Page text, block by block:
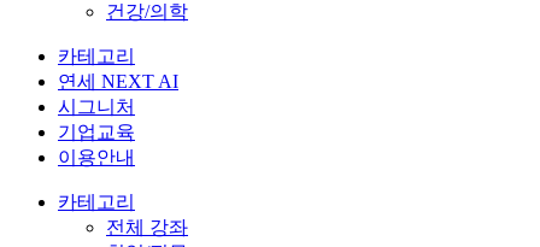
건강/의학
카테고리
연세 NEXT AI
시그니처
기업교육
이용안내
카테고리
전체 강좌